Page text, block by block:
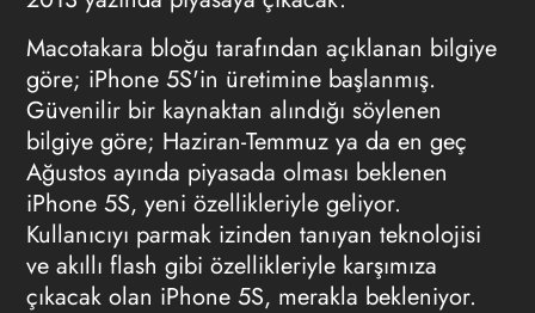
Macotakara bloğu tarafından açıklanan bilgiye
göre; iPhone 5S'in üretimine başlanmış.
Güvenilir bir kaynaktan alındığı söylenen
bilgiye göre; Haziran-Temmuz ya da en geç
Ağustos ayında piyasada olması beklenen
iPhone 5S, yeni özellikleriyle geliyor.
Kullanıcıyı parmak izinden tanıyan teknolojisi
ve akıllı flash gibi özellikleriyle karşımıza
çıkacak olan iPhone 5S, merakla bekleniyor.